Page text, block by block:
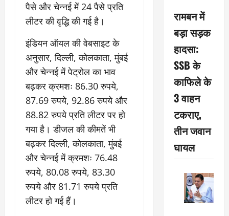
पैसे और चेन्नई में 24 पैसे प्रति
लीटर की वृद्धि की गई है।
इंडियन ऑयल की वेबसाइट के
अनुसार, दिल्ली, कोलकाता, मुंबई
और चेन्नई में पेट्रोल का भाव
बढ़कर क्रमशः 86.30 रुपये,
87.69 रुपये, 92.86 रुपये और
88.82 रुपये प्रति लीटर पर हो
गया है। डीजल की कीमतें भी
बढ़कर दिल्ली, कोलकाता, मुंबई
और चेन्नई में क्रमशः 76.48
रुपये, 80.08 रुपये, 83.30
रुपये और 81.71 रुपये प्रति
लीटर हो गई हैं।
रामबन में
बड़ा सड़क
हादसा:
SSB के
काफिले के
3 वाहन
टकराए,
तीन जवान
घायल